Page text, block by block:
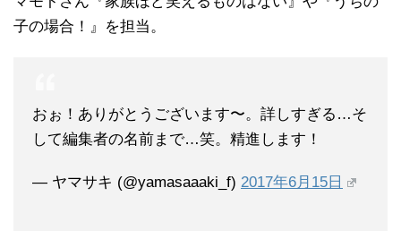
子の場合！』を担当。
おぉ！ありがとうございます〜。詳しすぎる…そ
して編集者の名前まで…笑。精進します！
— ヤマサキ (@yamasaaaki_f) 2017年6月15日